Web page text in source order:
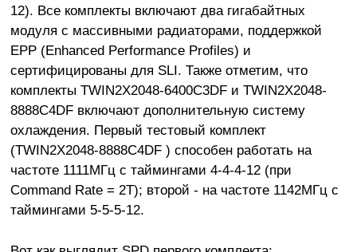
12). Все комплекты включают два гигабайтных
модуля с массивными радиаторами, поддержкой
EPP (Enhanced Performance Profiles) и
сертифицированы для SLI. Также отметим, что
комплекты TWIN2X2048-6400C3DF и TWIN2X2048-
8888C4DF включают дополнительную систему
охлаждения. Первый тестовый комплект
(TWIN2X2048-8888C4DF ) способен работать на
частоте 1111МГц с таймингами 4-4-4-12 (при
Command Rate = 2T); второй - на частоте 1142МГц с
таймингами 5-5-5-12.